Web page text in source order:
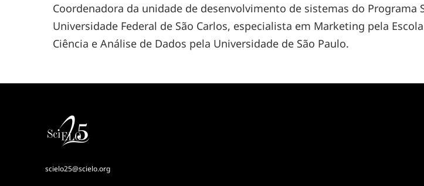
Coordenadora da unidade de desenvolvimento de sistemas do Programa
Universidade Federal de São Carlos, especialista em Marketing pela
Ciência e Análise de Dados pela Universidade de São Paulo.
scielo25@scielo.org